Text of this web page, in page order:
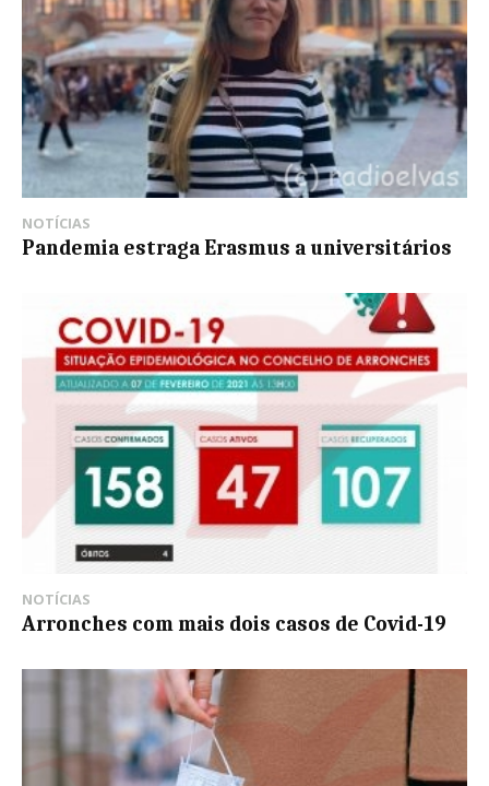
NOTÍCIAS
Pandemia estraga Erasmus a universitários
NOTÍCIAS
Arronches com mais dois casos de Covid-19